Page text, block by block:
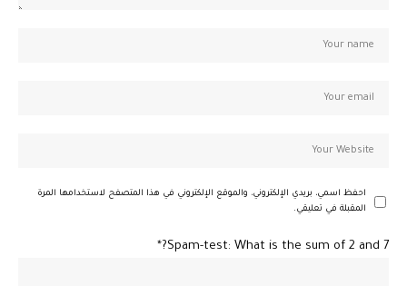
احفظ اسمي، بريدي الإلكتروني، والموقع الإلكتروني في هذا المتصفح لاستخدامها المرة
المقبلة في تعليقي.
Spam-test: What is the sum of 2 and 7?*